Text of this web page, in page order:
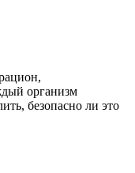
организм
безопасно ли это